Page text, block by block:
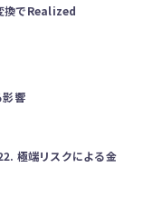
換でRealized
響
極端リスクによる金